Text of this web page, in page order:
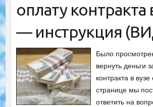
оплату контракта
— инструкция
Было
вернуть деньги
контракта в
странице мы
ответить на